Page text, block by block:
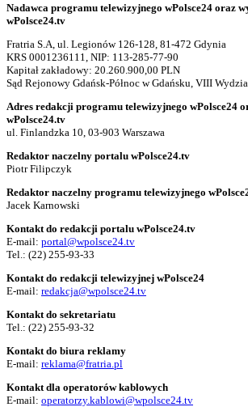
Nadawca programu telewizyjnego wPolsce24 oraz
wPolsce24.tv
Fratria S.A, ul. Legionów 126-128, 81-472 Gdynia
KRS 0001236111, NIP: 113-285-77-90
Kapitał zakładowy: 20.260.900,00 PLN
Sąd Rejonowy Gdańsk-Północ w Gdańsku, VIII
Adres redakcji programu telewizyjnego wPolsce24
wPolsce24.tv
ul. Finlandzka 10, 03-903 Warszawa
Redaktor naczelny portalu wPolsce24.tv
Piotr Filipczyk
Redaktor naczelny programu telewizyjnego
Jacek Karnowski
Kontakt do redakcji portalu wPolsce24.tv
E-mail: portal@wpolsce24.tv
Tel.: (22) 255-93-33
Kontakt do redakcji telewizyjnej wPolsce24
E-mail: redakcja@wpolsce24.tv
Kontakt do sekretariatu
Tel.: (22) 255-93-32
Kontakt do biura reklamy
E-mail: reklama@fratria.pl
Kontakt dla operatorów kablowych
E-mail: operatorzy.kablowi@wpolsce24.tv